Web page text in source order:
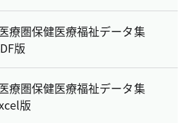
療圏保健医療福祉データ集
版
療圏保健医療福祉データ集
版